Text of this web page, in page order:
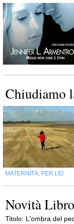
Chiudiamo
MATERNITÀ PER LEI
Novità
Titolo: L'ombra del